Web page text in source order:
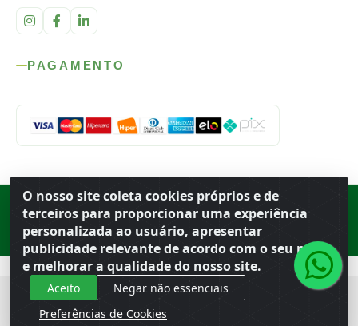
O nosso site coleta cookies próprios e de
terceiros para proporcionar uma experiência
personalizada ao usuário, apresentar
publicidade relevante de acordo com o seu perfil
e melhorar a qualidade do nosso site.
Aceito
Negar não essenciais
Preferências de Cookies
PAGAMENTO
Porto Ferreira ·BR
13.669-899· CNPJ 56.679.863/0001-91
© 2026 Atacado Ideal